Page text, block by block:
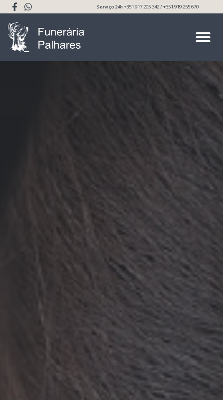
Serviço 24h+351 917 205 342 / +351 919 255 670